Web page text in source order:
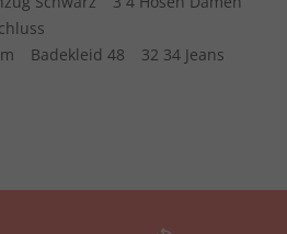
Badekleid 48
32 34 Jeans